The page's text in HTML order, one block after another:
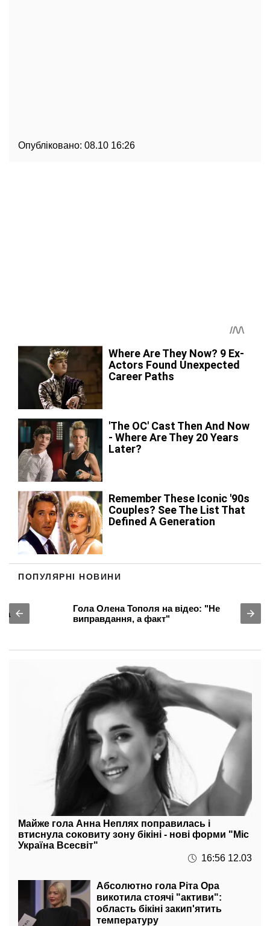
Опубліковано: 08.10 16:26
ПОПУЛЯРНІ НОВИНИ
Гола Олена Тополя на відео: "Не
виправдання, а факт"
Майже гола Анна Неплях поправилась і
втиснула соковиту зону бікіні - нові форми "Міс
Україна Всесвіт"
16:56 12.03
Абсолютно гола Ріта Ора
викотила стоячі "активи":
область бікіні закип'ятить
температуру